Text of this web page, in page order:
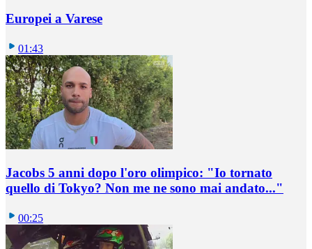
Europei a Varese
01:43
Jacobs 5 anni dopo l'oro olimpico: "Io tornato
quello di Tokyo? Non me ne sono mai andato..."
00:25